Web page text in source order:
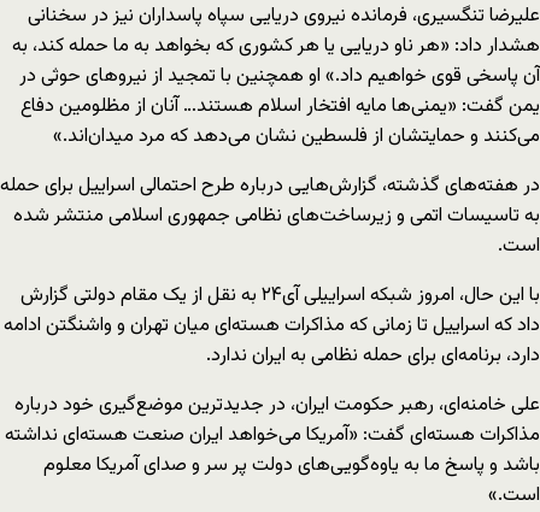
علیرضا تنگسیری، فرمانده نیروی دریایی سپاه پاسداران نیز در سخنانی
هشدار داد: «هر ناو دریایی یا هر کشوری که بخواهد به ما حمله کند، به
آن پاسخی قوی خواهیم داد.» او همچنین با تمجید از نیروهای حوثی در
یمن گفت: «یمنی‌ها مایه افتخار اسلام هستند… آنان از مظلومین دفاع
می‌کنند و حمایتشان از فلسطین نشان می‌دهد که مرد میدان‌اند.»
در هفته‌های گذشته، گزارش‌هایی درباره طرح احتمالی اسراییل برای حمله
به تاسیسات اتمی و زیرساخت‌های نظامی جمهوری اسلامی منتشر شده
است.
با این حال، امروز شبکه اسراییلی آی۲۴ به نقل از یک مقام دولتی گزارش
داد که اسراییل تا زمانی که مذاکرات هسته‌ای میان تهران و واشنگتن ادامه
دارد، برنامه‌ای برای حمله نظامی به ایران ندارد.
علی خامنه‌ای، رهبر حکومت ایران، در جدیدترین موضع‌گیری خود درباره
مذاکرات هسته‌ای گفت: «آمریکا می‌خواهد ایران صنعت هسته‌ای نداشته
باشد و پاسخ ما به یاوه‌گویی‌های دولت پر سر و صدای آمریکا معلوم
است.»